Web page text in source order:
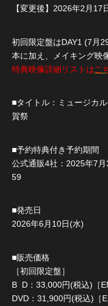
【変更後】2026年2月17
初回限定盤はDAY1 (7月
本に加え、メイキング映
特典映像詳細リストはこ
■タイトル：ミュージカ
賀祭
■予約特典付き予約期間
公式通販4社：2025年7
59
■発売日
2026年6月10日(水)
■販売価格
［初回限定盤］
B D：33,000円(税込)［
DVD：31,900円(税込)［